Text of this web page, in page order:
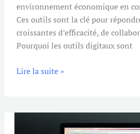
environnement économique en
Ces outils sont la clé pour
croissantes d’efficacité, de
Pourquoi les outils digitaux sont
Lire la suite »